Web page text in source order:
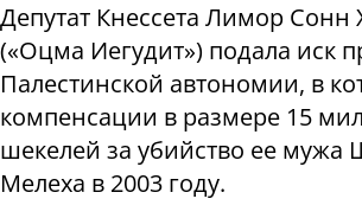
Депутат Кнессета Лимор Сонн
(«Оцма Иегудит») подала иск
Палестинской автономии, в
компенсации в размере 15
шекелей за убийство ее мужа
Мелеха в 2003 году.